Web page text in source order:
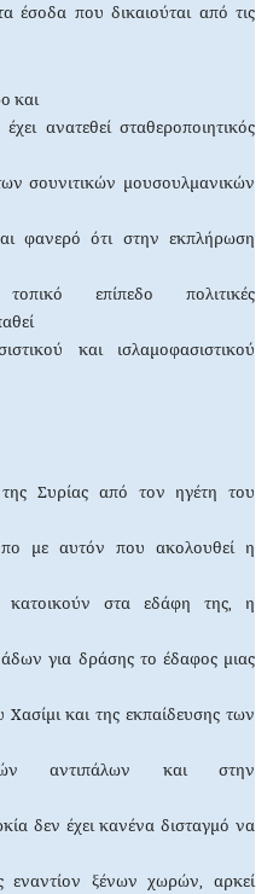
έσοδα που δικαιούται από τις
και
ανατεθεί σταθεροποιητικός
σουνιτικών μουσουλμανικών
φανερό ότι στην εκπλήρωση
επίπεδο πολιτικές
και ισλαμοφασιστικού
Συρίας από τον ηγέτη του
με αυτόν που ακολουθεί η
στα εδάφη της, η
για δράσης το έδαφος μιας
και της εκπαίδευσης των
αντιπάλων και στην
δεν έχει κανένα δισταγμό να
εναντίον ξένων χωρών, αρκεί